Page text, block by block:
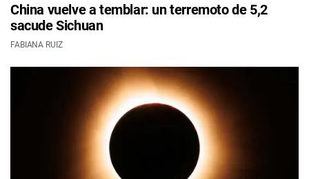
China vuelve a temblar: un terremoto de 5,2
sacude Sichuan
FABIANA RUIZ